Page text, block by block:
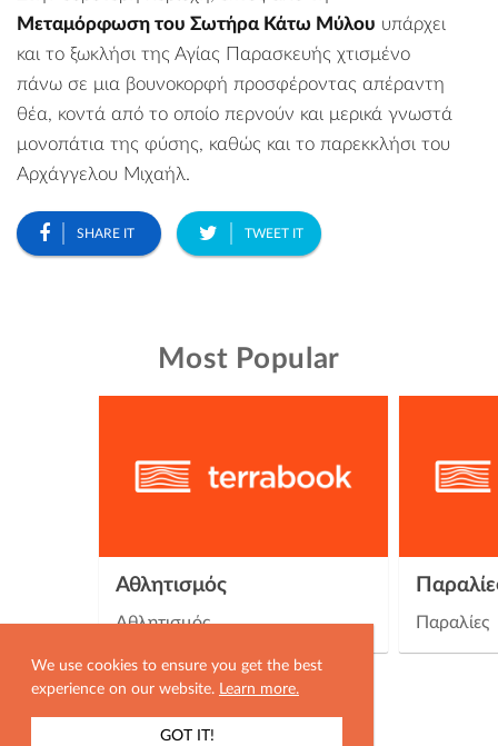
We use cookies to ensure you get the best
experience on our website. Learn more.
GOT IT!
Μεταμόρφωση του Σωτήρα Κάτω Μύλου υπάρχει
και το ξωκλήσι της Αγίας Παρασκευής χτισμένο
πάνω σε μια βουνοκορφή προσφέροντας απέραντη
θέα, κοντά από το οποίο περνούν και μερικά γνωστά
μονοπάτια της φύσης, καθώς και το παρεκκλήσι του
Αρχάγγελου Μιχαήλ.
SHARE IT TWEET IT
Most Popular
Αθλητισμός
Αθλητισμός Παραλίες